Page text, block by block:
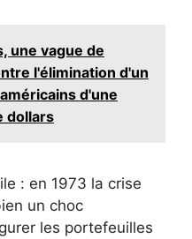
une vague de
l'élimination d'un
d'une
dollars
: en 1973 la crise
un choc
les portefeuilles